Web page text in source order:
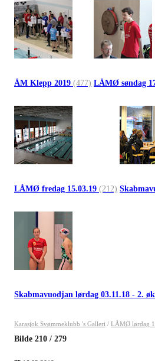
ÅM Klepp 2019 (477) LÅMØ søndag
LÅMØ fredag 15.03.19 (212)
Skabmavuodjan lørdag 03.11.18 - 2.
Karasjok Svømmeklubb 's Galleri / LÅMØ lørdag
Bilde 210 / 279